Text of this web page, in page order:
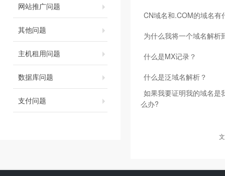
网站推广问题
其他问题
主机租用问题
数据库问题
支付问题
CN域名和.COM的域名有
为什么我将一个域名解析
什么是MX记录？
什么是泛域名解析？
如果我要证明我的域名是
么办?